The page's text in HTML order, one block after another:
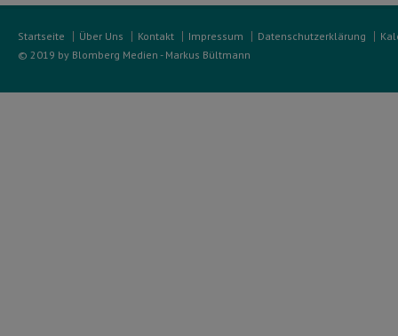
Startseite Über Uns Kontakt Impressum Datenschutzerklärung
© 2019 by Blomberg Medien - Markus Bültmann